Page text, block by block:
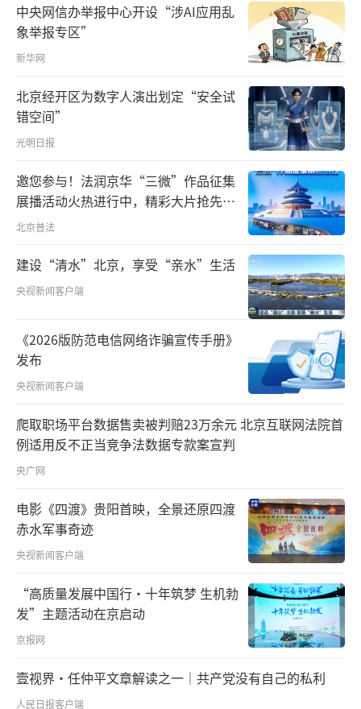
馆“千秋治河”展厅。
在一幅历史上的黄河改道图前，习近平总
书记久久凝视。
决溢范围北至天津，南达江淮，纵横25万
平方公里，摇摆不定的流线如厉鞭抽向大地，
给百姓带来苦难。
黄河既是中华民族的母亲河、生命河，也
曾几何时，黄河“多淤、多决、多
徙”“三年两决口、百年一改道”，在新中国
成立前的2500多年间，下游共决溢1500多次，
改道26次。
“黄河宁，天下平。”“从某种意义上
讲，中华民族治理黄河的历史也是一部治国
史。”思接千载，总书记深刻思考着治黄与治
国的关系。
千百年来，华夏儿女祈愿着黄河安澜。新
中国成立后，历史将治黄重任交到中国共产党
人手中。据统计，新中国成立至今，黄河实现7
0多年伏秋大汛不决口，24年不断流，先后抵御
12次大洪水，创造“地上悬河”治理奇迹。
发挥社会主义制度优势，才能真正实现黄河治
中央网信办举报中心开设“涉AI应用乱
象举报专区”
新华网
北京经开区为数字人演出划定“安全试
错空间”
光明日报
邀您参与！法润京华“三微”作品征集
展播活动火热进行中，精彩大片抢先看
～
北京普法
建设“清水”北京，享受“亲水”生活
央视新闻客户端
《2026版防范电信网络诈骗宣传手册》
发布
央视新闻客户端
爬取职场平台数据售卖被判赔23万余元 北京互联网法院首
例适用反不正当竞争法数据专款案宣判
央广网
电影《四渡》贵阳首映，全景还原四渡
赤水军事奇迹
央视新闻客户端
“高质量发展中国行·十年筑梦 生机勃
发”主题活动在京启动
京报网
壹视界·任仲平文章解读之一｜共产党没有自己的私利
人民日报客户端